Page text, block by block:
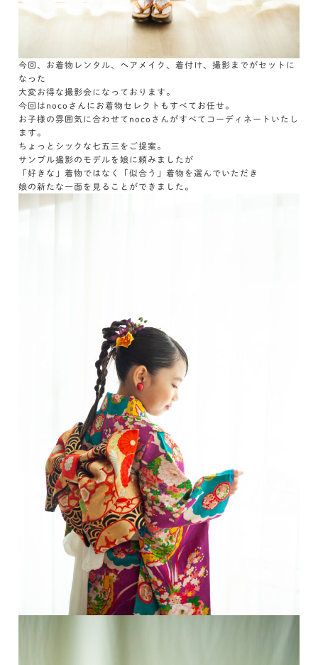
今回、お着物レンタル、ヘアメイク、着付け、撮影までがセットに
なった
大変お得な撮影会になっております。
今回はnocoさんにお着物セレクトもすべてお任せ。
お子様の雰囲気に合わせてnocoさんがすべてコーディネートいたし
ます。
ちょっとシックな七五三をご提案。
サンプル撮影のモデルを娘に頼みましたが
「好きな」着物ではなく「似合う」着物を選んでいただき
娘の新たな一面を見ることができました。